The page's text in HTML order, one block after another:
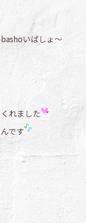
いばしょ～
れました
です